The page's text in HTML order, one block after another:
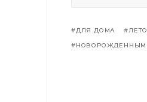
#ДЛЯ ДОМА #ЛЕТО
#НОВОРОЖДЕННЫМ